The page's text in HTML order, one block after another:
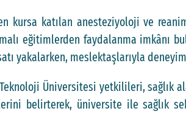
kursa katılan anesteziyoloji ve
eğitimlerden faydalanma imkânı
yakalarken, meslektaşlarıyla
Üniversitesi yetkilileri, sağlık
belirterek, üniversite ile sağlık